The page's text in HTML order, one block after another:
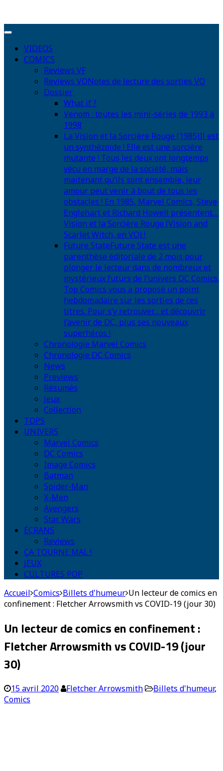
VIDEOS
COMICS
Reviews VF
Reviews VONotes de lecture des sorties VO
Dossier
What if ?
Venom : toutes les mini-séries de 1993 à
1998
La Vision et la Sorcière Rouge (1985)Il est
un synthézoïde ! Elle est une sorcière
mutante ! Tous les deux ont longtemps
vécu en marge de la société, mais
maitenant qu’ils sont ensemble, leur
amour peut venir à bout de tous les
obstacles ! En 1985, Marvel Comics, Steve
Englehart et Richard Howell présentent…
Vision et la Sorcière Rouge (Vision and
Scarlet Witch, en VO) !
Future StateFuture State est une
parenthèse éditoriale de 2 mois pour
plonger le lecteur dans de nombreux et
mystérieux futurs de l’univers DC Comics.
Top Comics vous a proposé un point
hebdomadaire sur les sorties de ces
titres. Pour s’y retrouver… et découvrir
l’avenir de DC, plus ses nouveaux
superhéros !
Chronologie Marvel Comics
Chronologie DC Comics
News
Previews
Résumés
Jeux
Collection
TOPS
UNIVERS
Marvel Comics
DC Comics
Image Comics
Batman
Spider-Man
X-Men
Avengers
Star Wars
ÉCRANS
Reviews
ÇA TOURNE MAL !
JEUX
CULTURES POP
Accueil Comics Billets d'humeur Un lecteur de comics en
confinement : Fletcher Arrowsmith vs COVID-19 (jour 30)
Un lecteur de comics en confinement :
Fletcher Arrowsmith vs COVID-19 (jour
30)
15 avril 2020 Fletcher Arrowsmith Billets d'humeur,
Comics